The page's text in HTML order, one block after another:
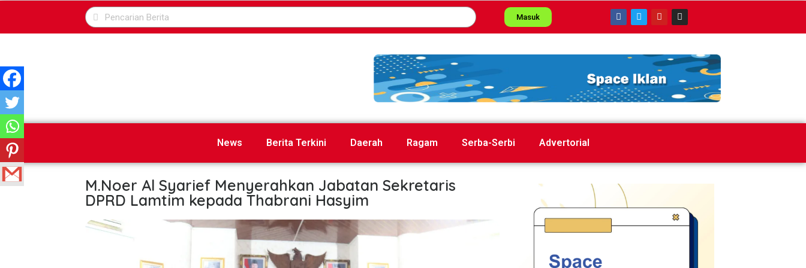
Masuk
News Berita Terkini Daerah Ragam Serba-Serbi Advertorial
M.Noer Al Syarief Menyerahkan Jabatan Sekretaris
DPRD Lamtim kepada Thabrani Hasyim